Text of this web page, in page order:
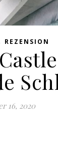
REZENSION
16, 2020